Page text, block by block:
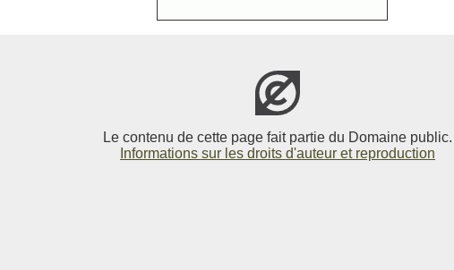
Le contenu de cette page fait partie du Domaine public.
Informations sur les droits d'auteur et reproduction